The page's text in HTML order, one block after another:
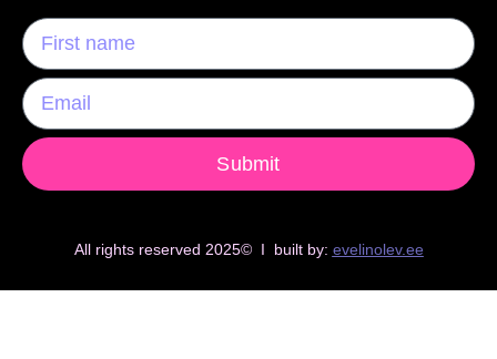
Submit
All rights reserved 2025© I built by: evelinolev.ee